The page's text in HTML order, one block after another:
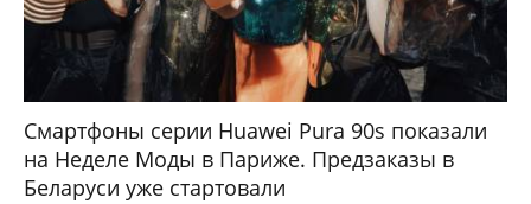
Смартфоны серии Huawei Pura 90s показали
на Неделе Моды в Париже. Предзаказы в
Беларуси уже стартовали